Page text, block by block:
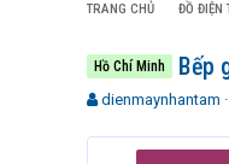
TRANG CHỦ ĐỒ ĐIỆN
Hồ Chí Minh Bếp
T
r
dienmaynhantam